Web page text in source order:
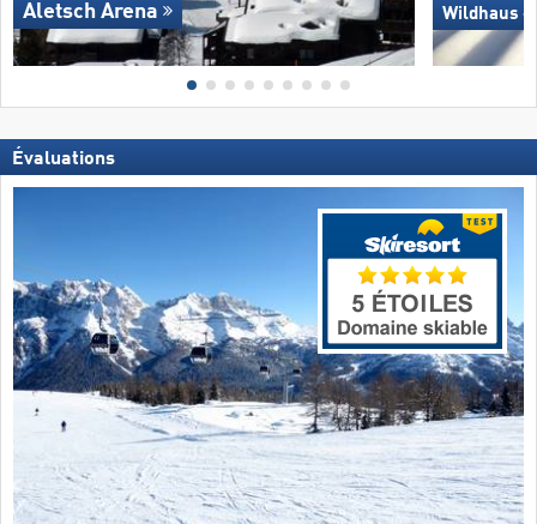
Aletsch Arena Wildhaus –
Évaluations